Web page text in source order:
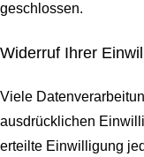
geschlossen.
Widerruf Ihrer
Viele
ausdrücklichen
erteilte Einwilligung